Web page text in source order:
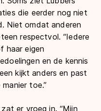
die eerder nog niet
Niet omdat anderen
respectvol. “Iedere
haar eigen
en de kennis
kijkt anders en past
toe.”
er vroeg in. “Mijn